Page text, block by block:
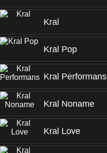
Kral
Kral Pop
Kral Performans
Kral Noname
Kral Love